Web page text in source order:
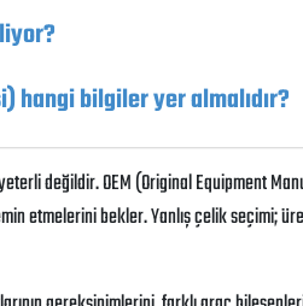
hangi bilgiler yer almalıdır?
değildir. OEM (Original Equipment
etmelerini bekler. Yanlış çelik seçimi;